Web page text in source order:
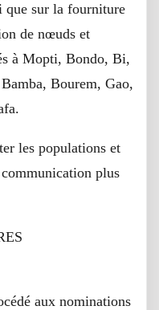
que sur la fourniture
de nœuds et
à Mopti, Bondo, Bi,
Bourem, Gao,
les populations et
plus
aux nominations